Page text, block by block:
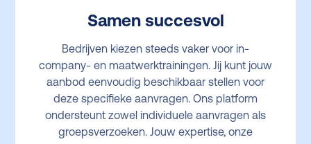
Samen succesvol
Bedrijven kiezen steeds vaker voor in-
company- en maatwerktrainingen. Jij kunt jouw
aanbod eenvoudig beschikbaar stellen voor
deze specifieke aanvragen. Ons platform
ondersteunt zowel individuele aanvragen als
groepsverzoeken. Jouw expertise, onze